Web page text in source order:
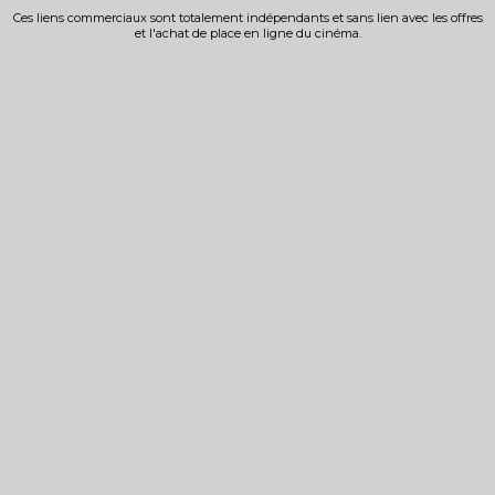
Ces liens commerciaux sont totalement indépendants et sans lien avec les offres
et l'achat de place en ligne du cinéma.